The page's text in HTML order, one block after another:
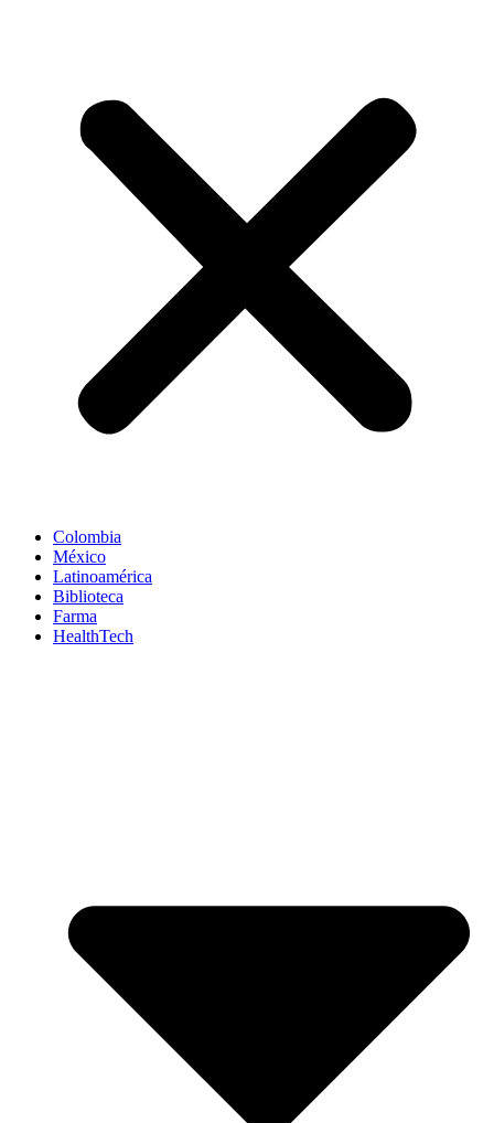
Colombia
México
Latinoamérica
Biblioteca
Farma
HealthTech